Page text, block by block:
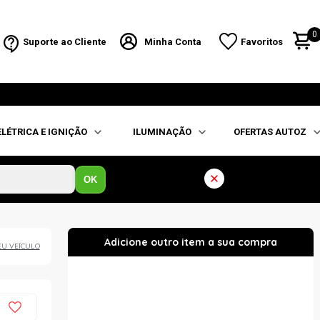
Suporte ao Cliente Minha Conta Favoritos
0
E IGNIÇÃO ILUMINAÇÃO OFERTAS AUTOZ
OK
VEÍCULO